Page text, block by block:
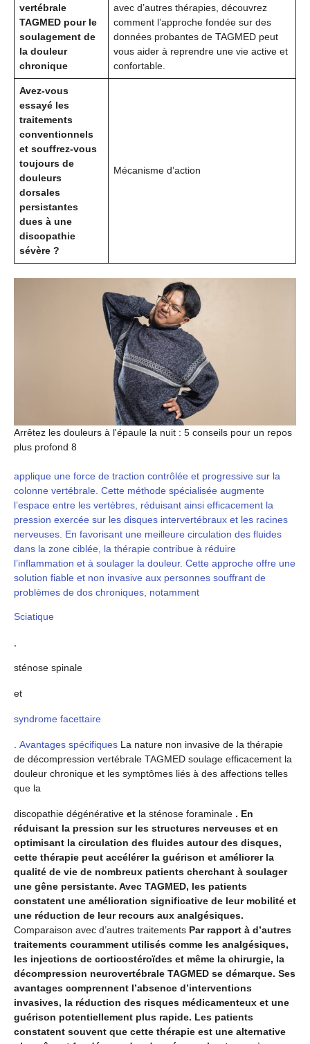
vertébrale
TAGMED pour le
soulagement de
la douleur
chronique
avec d’autres thérapies, découvrez
comment l’approche fondée sur des
données probantes de TAGMED peut
vous aider à reprendre une vie active et
confortable.
Avez-vous
essayé les
traitements
conventionnels
et souffrez-vous
toujours de
douleurs
dorsales
persistantes
dues à une
discopathie
sévère ?
Mécanisme d’action
Arrêtez les douleurs à l'épaule la nuit : 5 conseils pour un repos
plus profond 8
applique une force de traction contrôlée et progressive sur la
colonne vertébrale. Cette méthode spécialisée augmente
l’espace entre les vertèbres, réduisant ainsi efficacement la
pression exercée sur les disques intervertébraux et les racines
nerveuses. En favorisant une meilleure circulation des fluides
dans la zone ciblée, la thérapie contribue à réduire
l’inflammation et à soulager la douleur. Cette approche offre une
solution fiable et non invasive aux personnes souffrant de
problèmes de dos chroniques, notamment
Sciatique
sténose spinale
et
syndrome facettaire
Avantages spécifiques La nature non invasive de la thérapie
de décompression vertébrale TAGMED soulage efficacement la
douleur chronique et les symptômes liés à des affections telles
que la
discopathie dégénérative et la sténose foraminale . En
réduisant la pression sur les structures nerveuses et en
optimisant la circulation des fluides autour des disques,
cette thérapie peut accélérer la guérison et améliorer la
qualité de vie de nombreux patients cherchant à soulager
une gêne persistante. Avec TAGMED, les patients
constatent une amélioration significative de leur mobilité et
une réduction de leur recours aux analgésiques.
Comparaison avec d’autres traitements Par rapport à d’autres
traitements couramment utilisés comme les analgésiques,
les injections de corticostéroïdes et même la chirurgie, la
décompression neurovertébrale TAGMED se démarque. Ses
avantages comprennent l’absence d’interventions
invasives, la réduction des risques médicamenteux et une
guérison potentiellement plus rapide. Les patients
constatent souvent que cette thérapie est une alternative